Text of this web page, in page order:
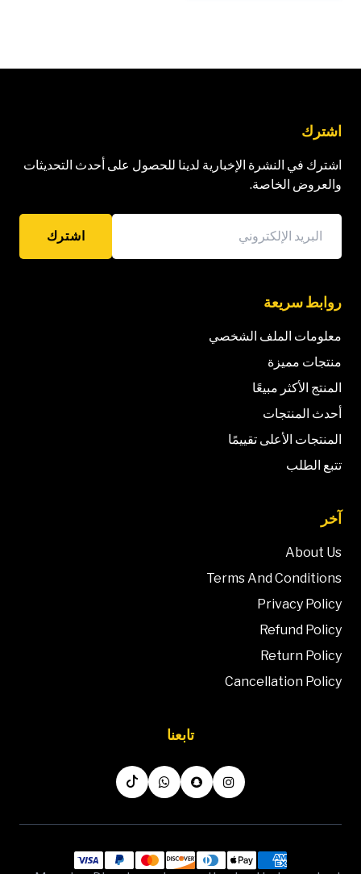
اشترك
اشترك في النشرة الإخبارية لدينا للحصول على أحدث التحديثات
والعروض الخاصة.
اشترك
روابط سريعة
معلومات الملف الشخصي
منتجات مميزة
المنتج الأكثر مبيعًا
أحدث المنتجات
المنتجات الأعلى تقييمًا
تتبع الطلب
آخر
About Us
Terms And Conditions
Privacy Policy
Refund Policy
Return Policy
Cancellation Policy
تابعنا